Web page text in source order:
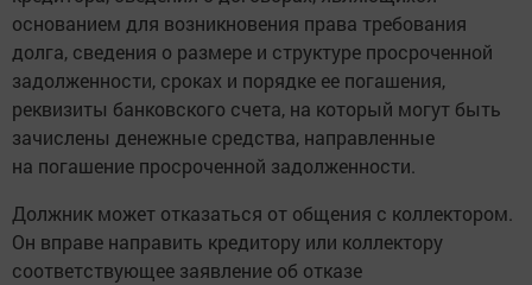
основанием для возникновения права требования
долга, сведения о размере и структуре просроченной
задолженности, сроках и порядке ее погашения,
реквизиты банковского счета, на который могут быть
зачислены денежные средства, направленные
на погашение просроченной задолженности.
Должник может отказаться от общения с коллектором.
Он вправе направить кредитору или коллектору
соответствующее заявление об отказе